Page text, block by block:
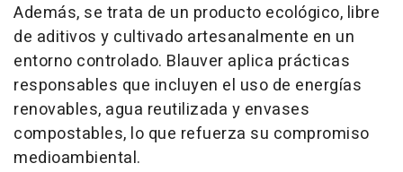
Además, se trata de un producto ecológico, libre
de aditivos y cultivado artesanalmente en un
entorno controlado. Blauver aplica prácticas
responsables que incluyen el uso de energías
renovables, agua reutilizada y envases
compostables, lo que refuerza su compromiso
medioambiental.